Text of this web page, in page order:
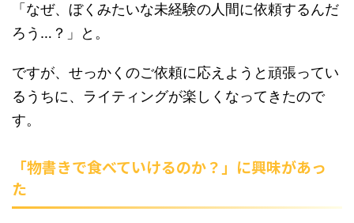
「なぜ、ぼくみたいな未経験の人間に依頼するんだ
ろう…？」と。
ですが、せっかくのご依頼に応えようと頑張ってい
るうちに、ライティングが楽しくなってきたので
す。
「物書きで食べていけるのか？」に興味があっ
た